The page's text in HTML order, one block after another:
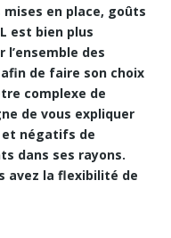
en place, goûts
est bien plus
des
de faire son choix
complexe de
de vous expliquer
négatifs de
dans ses rayons.
avez la flexibilité de